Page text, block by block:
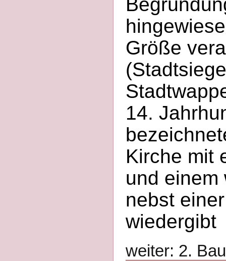
Größe
14.
Kirche mit
und einem
nebst
wiedergibt
weiter: 2.